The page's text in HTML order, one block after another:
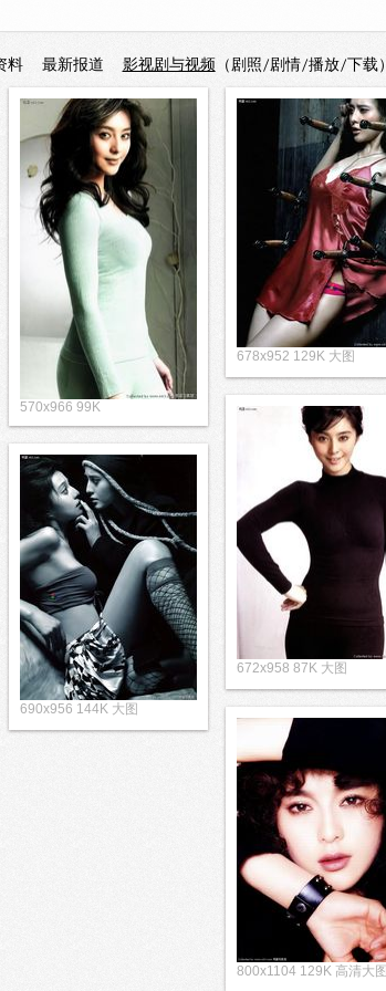
料 最新报道 影视剧与视频（剧照/剧情/播放/下载）
570x966 99K
678x952 129K 大图
672x958 87K 大图
690x956 144K 大图
800x1104 129K 高清大图